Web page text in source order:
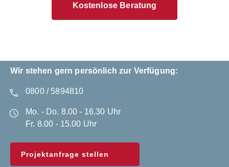
Kostenlose Beratung
Wir stehen gern persönlich zur Verfügung:
0800 / 5894810
Mo. - Do. 8.00 - 16.30 Uhr
Fr. 8.00 - 15.00 Uhr
Projektanfrage stellen